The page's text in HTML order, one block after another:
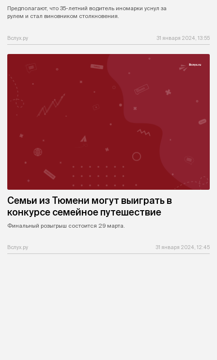
Предполагают, что 35-летний водитель иномарки уснул за
рулем и стал виновником столкновения.
Вслух.ру 31 января 2024, 13:55
Семьи из Тюмени могут выиграть в
конкурсе семейное путешествие
Финальный розыгрыш состоится 29 марта.
Вслух.ру 31 января 2024, 12:45